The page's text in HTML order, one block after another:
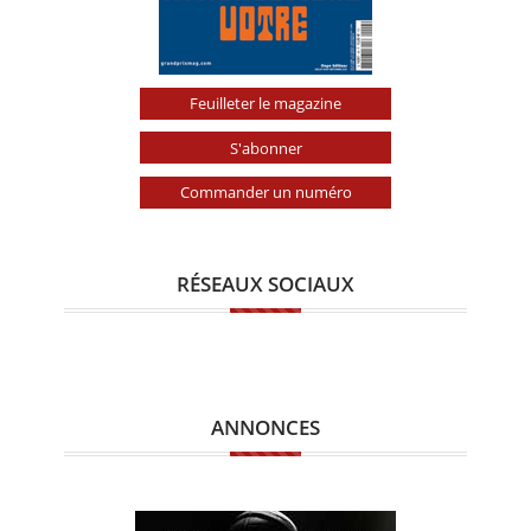
Feuilleter le magazine
S'abonner
Commander un numéro
RÉSEAUX SOCIAUX
ANNONCES